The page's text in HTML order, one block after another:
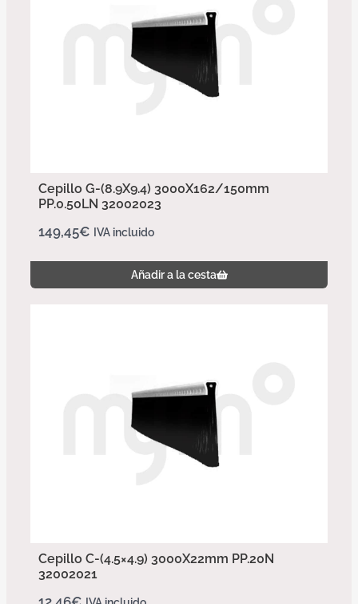
Cepillo G-(8.9X9.4) 3000X162/150mm
PP.0.50LN 32002023
149,45€ IVA incluido
Añadir a la cesta
Cepillo C-(4.5×4.9) 3000X22mm PP.20N
32002021